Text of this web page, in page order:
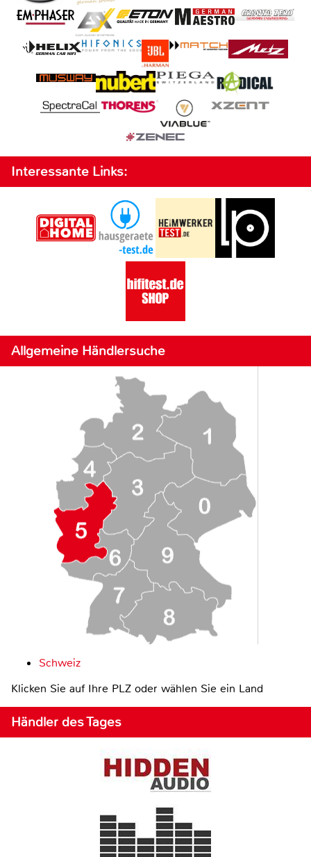
Interessante Links:
Allgemeine Händlersuche
Schweiz
Klicken Sie auf Ihre PLZ oder wählen Sie ein Land
Händler des Tages